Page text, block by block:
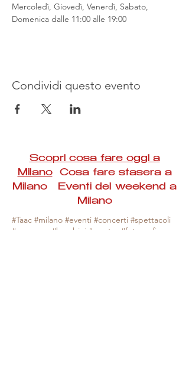
Mercoledì, Giovedì, Venerdì, Sabato,
Domenica dalle 11:00 alle 19:00
Condividi questo evento
Scopri cosa fare oggi a
MilanoCosa fare stasera a
Milano Eventi del weekend a
Milano
#Taac #milano #eventi #concerti #spettacoli
#rassegne #bambini #mostre #fotografia